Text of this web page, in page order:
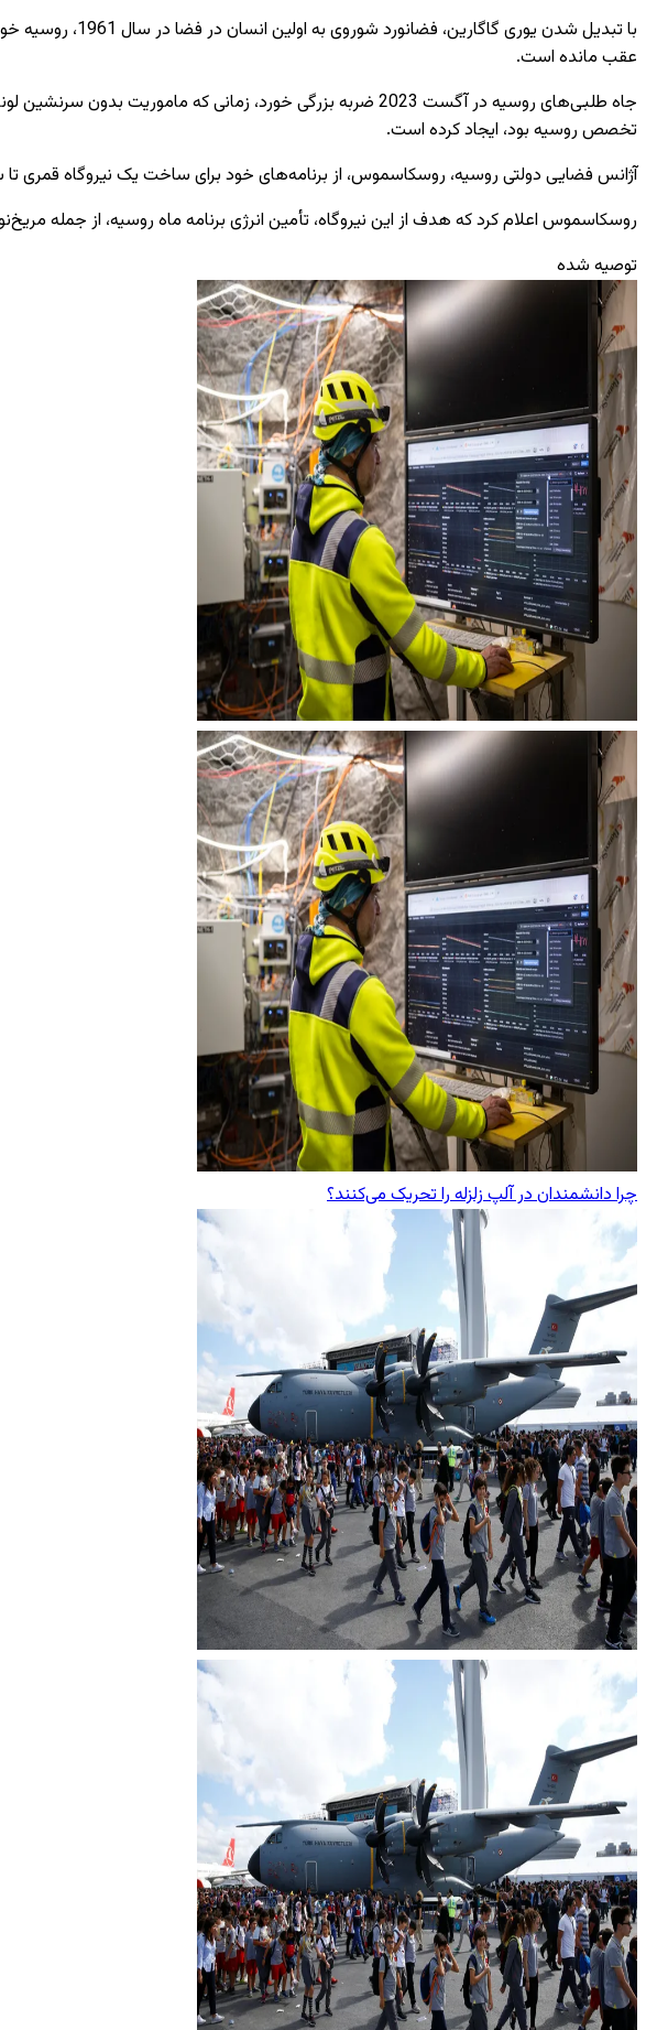
با تبدیل شدن
عقب مانده است.
تخصص روسیه بود، ایجاد کرده است.
آژانس فضایی دولتی روسیه، روسکاسموس، از برنامه‌های خود برای ساخت یک نیروگاه قمری تا سال ۲۰۳۶ خبر داد و قراردادی را با شرکت هوافضای اتحادیه لاووچکین برای انجام این کار امضا
روسکاسموس اعلام کرد که هدف از این نیروگاه، تأمین انرژی برنامه ماه روسیه، از جمله
توصیه شده
چرا دانشمندان در آلپ زلزله را تحریک می‌کنند؟